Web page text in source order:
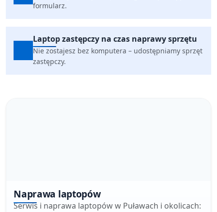
formularz.
Laptop zastępczy na czas naprawy sprzętu
Nie zostajesz bez komputera – udostępniamy sprzęt
zastępczy.
Naprawa laptopów
Serwis i naprawa laptopów w Puławach i okolicach: